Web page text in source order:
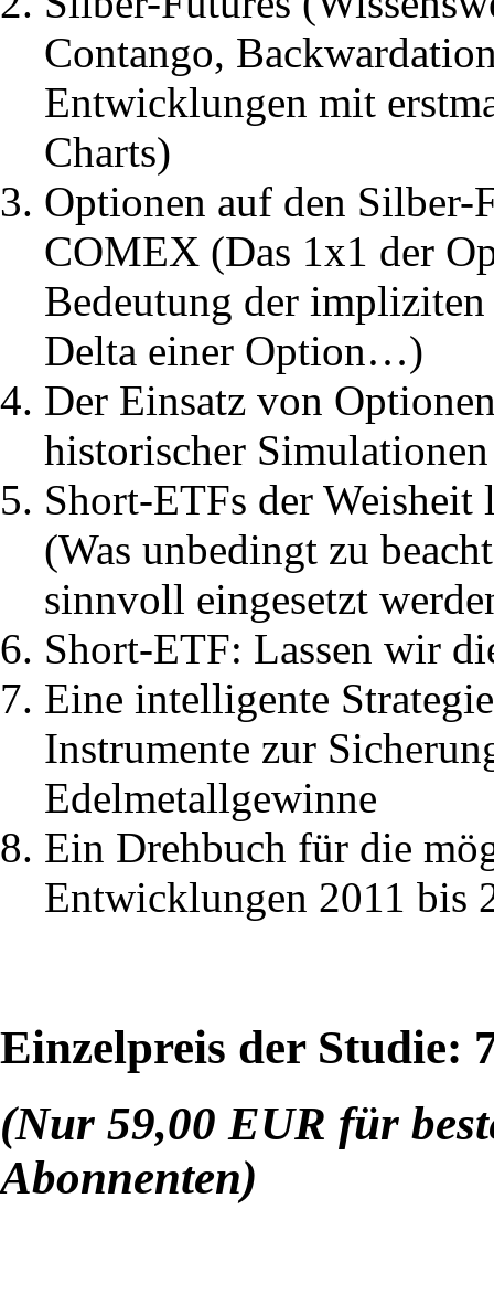
Contango,
Entwicklungen mit
Charts)
Optionen auf den Silber-
COMEX (Das 1x1 der
Bedeutung der
Delta einer Option…)
Der Einsatz von
historischer Simulationen
Short-ETFs der Weisheit
(Was unbedingt zu
sinnvoll eingesetzt
Short-ETF: Lassen wir
Eine intelligente
Instrumente zur
Edelmetallgewinne
Ein Drehbuch für die
Entwicklungen 2011 bis
Einzelpreis der Studie:
(Nur 59,00 EUR für
Abonnenten)